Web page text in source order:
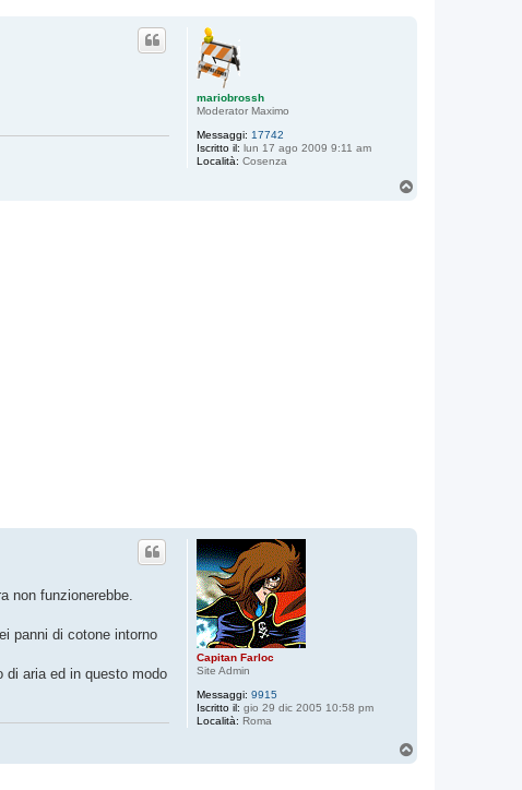
mariobrossh
Moderator Maximo
Messaggi: 17742
Iscritto il: lun 17 ago 2009 9:11 am
Località: Cosenza
Capitan Farloc
Site Admin
Messaggi: 9915
Iscritto il: gio 29 dic 2005 10:58 pm
Località: Roma
non funzionerebbe.
panni di cotone intorno
di aria ed in questo modo